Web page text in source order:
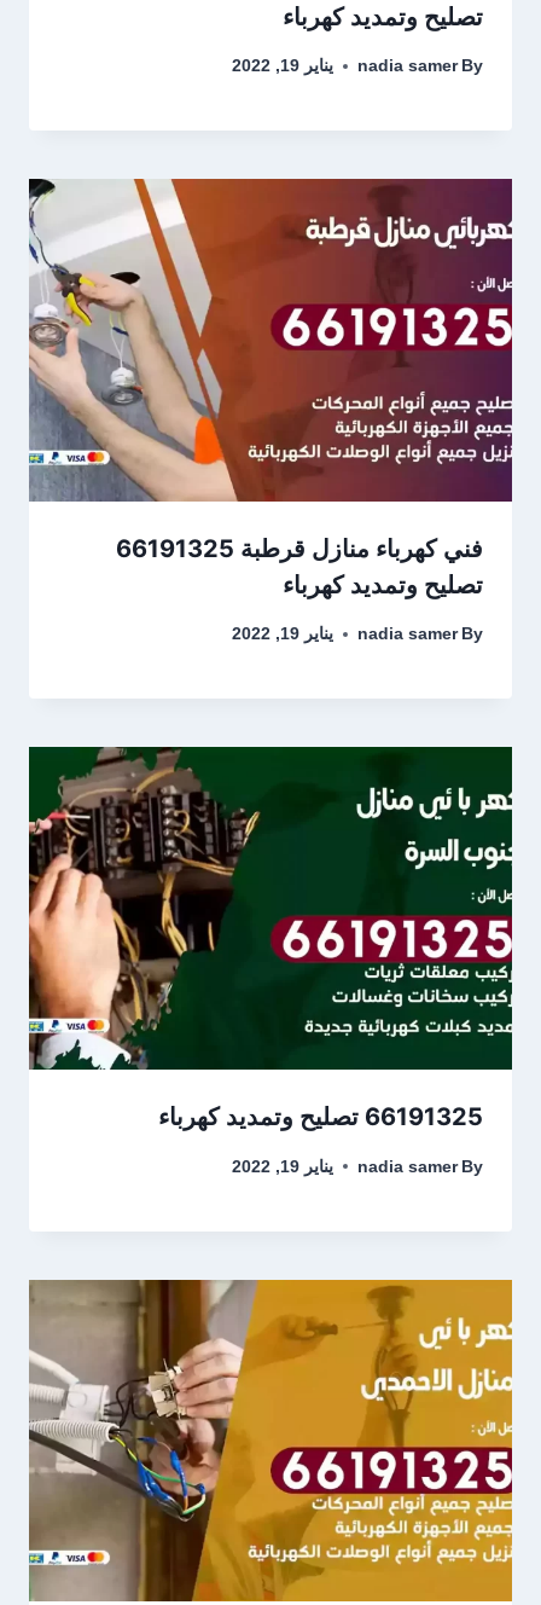
تصليح وتمديد كهرباء
By
nadia samer يناير 19, 2022
فني كهرباء منازل قرطبة 66191325
تصليح وتمديد كهرباء
By
nadia samer يناير 19, 2022
66191325 تصليح وتمديد كهرباء
By
nadia samer يناير 19, 2022